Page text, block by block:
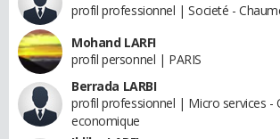
profil professionnel | Societé -
Mohand LARFI
profil personnel | PARIS
Berrada LARBI
profil professionnel | Micro services -
economique